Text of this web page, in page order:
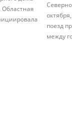
Областная
поезд
между